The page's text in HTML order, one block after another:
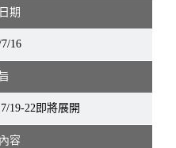
期
16
19-22即將展開
容